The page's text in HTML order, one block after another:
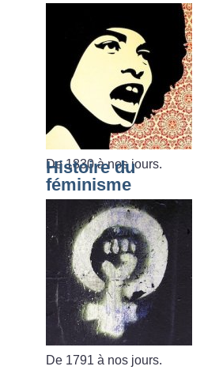
De 1830 à nos jours.
Histoire du
féminisme
De 1791 à nos jours.